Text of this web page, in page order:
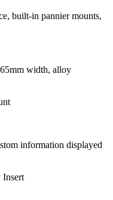
built-in pannier mounts,
width, alloy
information displayed
Insert